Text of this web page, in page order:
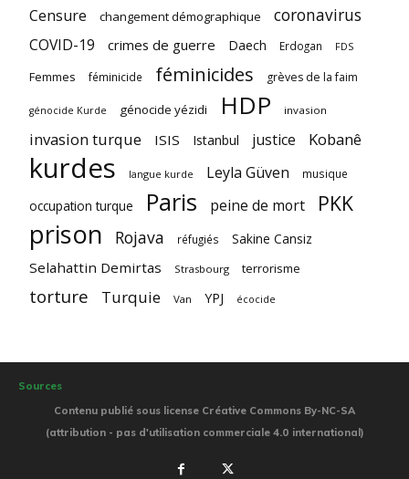
Censure changement démographique coronavirus
COVID-19 crimes de guerre Daech Erdogan FDS
Femmes féminicide féminicides grèves de la faim
génocide Kurde génocide yézidi HDP invasion
invasion turque ISIS Istanbul justice Kobanê
kurdes langue kurde Leyla Güven musique
occupation turque Paris peine de mort PKK
prison Rojava réfugiés Sakine Cansiz
Selahattin Demirtas Strasbourg terrorisme
torture Turquie Van YPJ écocide
Sources
Contenu publié sous license Créative Commons By-NC-SA
(attribution - pas d'utilisation commerciale 4.0 international)